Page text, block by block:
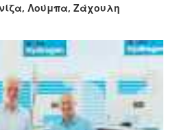
Λούμπα, Ζάχουλη